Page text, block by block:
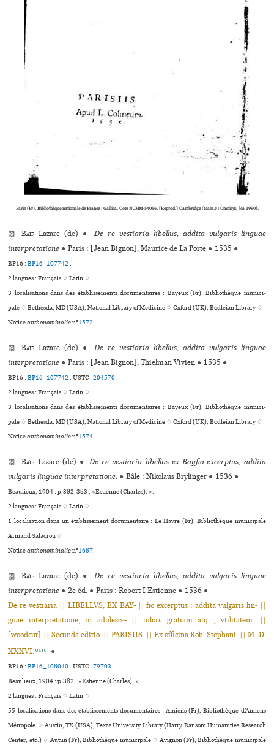
Paris (Fr), Bibliothèque nationale de France : Gallica. Cote NUMM-54056. [Reprod.] Cambridge (Mass.) : Omnisys, [ca 1990].
▨Baïf Lazare (de) ●
De re vestiaria libellus, addita vulgaris linguae
interpretatione ● Paris : [Jean Bignon], Maurice de La Porte ● 1535 ●
BP16 :BP16_107742.
2 langues :Français ♢Latin ♢
3 localisations dans des établissements documentaires : Bayeux (Fr), Bibliothèque muni­ci­
pale ♢ Bethesda, MD (USA), National Library of Medicine ♢ Oxford (UK), Bodleian Library ♢
Noticeanthonominalien°1572.
▨Baïf Lazare (de) ●
De re vestiaria libellus, addita vulgaris linguae
interpretatione ● Paris : [Jean Bignon], Thielman Vivien ● 1535 ●
BP16 :BP16_107742.USTC :204570.
2 langues :Français ♢Latin ♢
3 localisations dans des établissements documentaires : Bayeux (Fr), Bibliothèque muni­ci­
pale ♢ Bethesda, MD (USA), National Library of Medicine ♢ Oxford (UK), Bodleian Library ♢
Noticeanthonominalien°1574.
▨Baïf Lazare (de) ● De re vestiaria libellus ex Bayfio excerptus, addita
vulgaris linguae interpretatione. ● Bâle : Nikolaus Brylinger ● 1536 ●
Beaulieux, 1904 : p.382-383 , «Estienne (Charles). ».
2 langues :Français ♢Latin ♢
1 localisation dans un établissement documentaire : Le Havre (Fr), Bibliothèque muni­ci­pale
Armand Salacrou ♢
Noticeanthonominalien°1687.
▨Baïf Lazare (de) ●
De re vestiaria libellus, addita vulgaris linguae
interpretatione ● 2e éd. ● Paris : Robert I Estienne ● 1536 ●
De re vestiaria || LIBELLVS, EX BAY- || fio excerptus : addita vulgaris lin- ||
guae interpretatione, in adulescẽ- || tulorũ gratiam atq ; vtilitatem. ||
[woodcut] || Secunda editio. || PARISIIS. || Ex officina Rob. Stephani. || M. D.
XXXVI. USTC ●
BP16 :BP16_108040.USTC :79703.
Beaulieux, 1904 : p.382 , «Estienne (Charles). ».
2 langues :Français ♢Latin ♢
55 localisations dans des établissements documentaires : Amiens (Fr), Bibliothèque d’Amiens
Métropole ♢ Austin, TX (USA), Texas University Library (Harry Ransom Humanities Research
Center, etc.) ♢ Autun (Fr), Bibliothèque muni­ci­pale ♢ Avignon (Fr), Bibliothèque muni­ci­pale